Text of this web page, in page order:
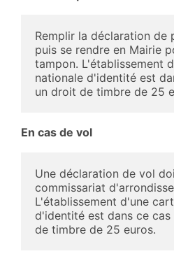
Remplir la déclaration de
puis se rendre en Mairie
tampon. L'établissement
nationale d'identité est
un droit de timbre de 25
En cas de vol
Une déclaration de vol
commissariat
L'établissement d'une
d'identité est dans ce
de timbre de 25 euros.